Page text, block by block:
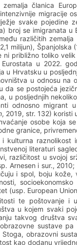
zemalja članica
migracije
svake pojedine
broj se imigranata
različitih
milijun), Španjolska
ni približno toliko
u 2022.
u Hrvatsku u
u odnosu na
da se postojeća
u posljednjih
odnosno migrant
, 2019, str. 132) koristi
osobe koja
granice,
i kulturna
literaturi
različitost u svojoj
Arnesen i sur.,
i spol, boju kože,
(usp. European
te poštovanje i
u kojem svaki
takvog društva
sustave
obrazovni
kao dodanu